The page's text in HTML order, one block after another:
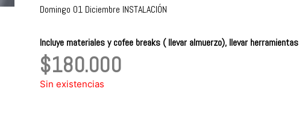
Domingo 01 Diciembre INSTALACIÓN
Incluye materiales y cofee breaks ( llevar almuerzo), llevar herramientas
$180.000
Sin existencias